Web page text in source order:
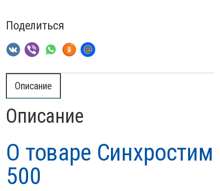
Поделиться
Описание
Описание
О товаре Синхростим
500